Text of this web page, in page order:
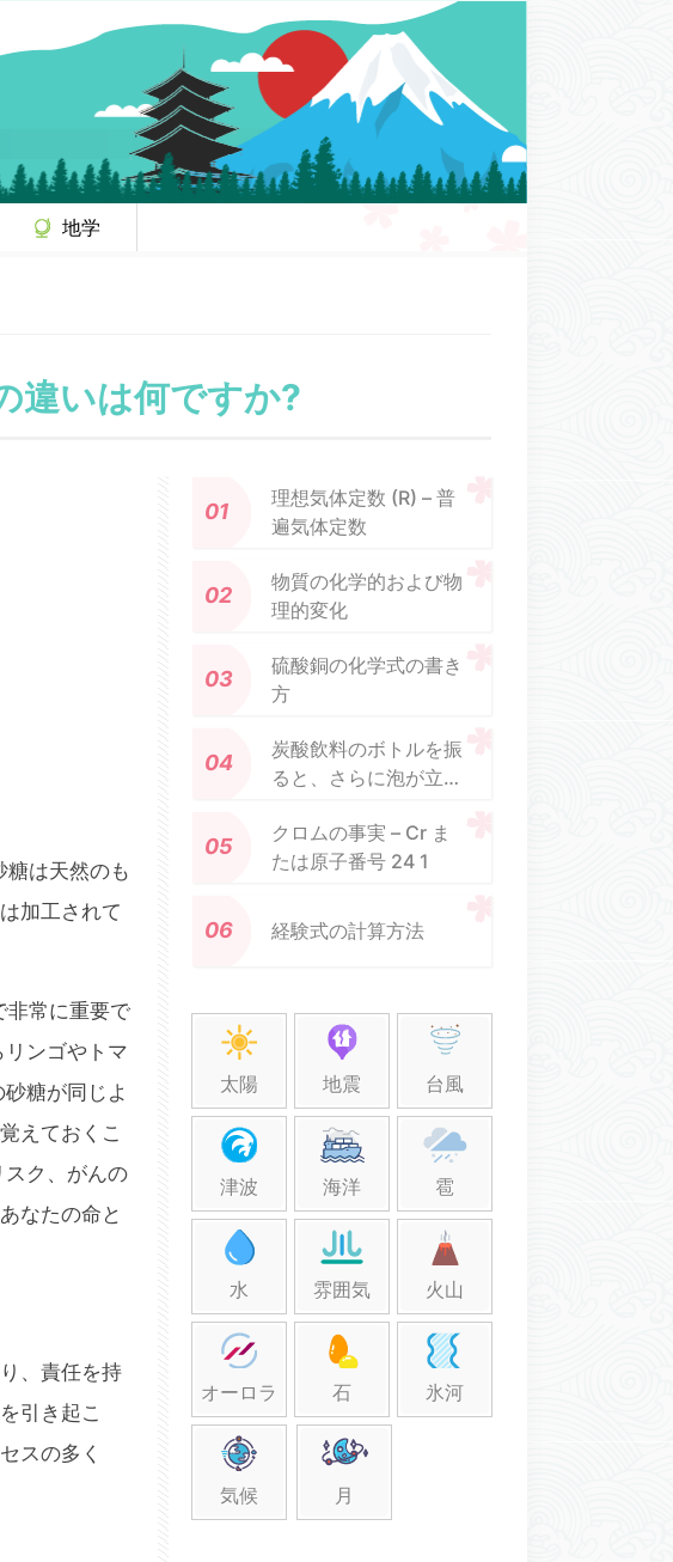
地学
違いは何ですか?
は天然のも
加工されて
非常に重要で
ンゴやトマ
糖が同じよ
えておくこ
スク、がんの
なたの命と
、責任を持
引き起こ
スの多く
理想気体定数 (R) – 普
遍気体定数
物質の化学的および物
理的変化
硫酸銅の化学式の書き
方
炭酸飲料のボトルを振
ると、さらに泡が立つ
クロムの事実 – Cr ま
たは原子番号 24 1
経験式の計算方法
太陽 地震 台風
津波 海洋 雹
水 雰囲気 火山
オーロラ 石 氷河
気候 月